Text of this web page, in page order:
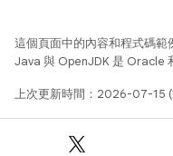
這個頁面中的內容和程式碼範
Java 與 OpenJDK 是 Oracle
上次更新時間：2026-07-15 (